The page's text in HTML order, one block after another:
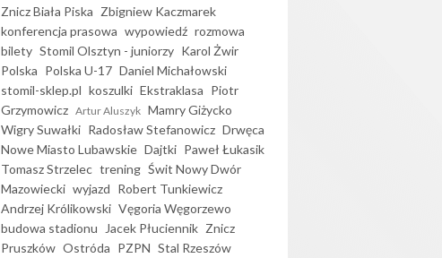
Znicz Biała Piska Zbigniew Kaczmarek
konferencja prasowa wypowiedź rozmowa
bilety Stomil Olsztyn - juniorzy Karol Żwir
Polska Polska U-17 Daniel Michałowski
stomil-sklep.pl koszulki Ekstraklasa Piotr
Grzymowicz Artur Aluszyk Mamry Giżycko
Wigry Suwałki Radosław Stefanowicz Drwęca
Nowe Miasto Lubawskie Dajtki Paweł Łukasik
Tomasz Strzelec trening Świt Nowy Dwór
Mazowiecki wyjazd Robert Tunkiewicz
Andrzej Królikowski Vęgoria Węgorzewo
budowa stadionu
Jacek Płuciennik Znicz
Pruszków Ostróda PZPN Stal Rzeszów